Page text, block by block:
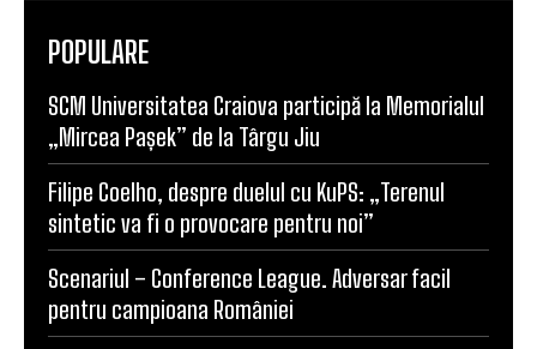
POPULARE
SCM Universitatea Craiova participă la Memorialul
„Mircea Pașek” de la Târgu Jiu
Filipe Coelho, despre duelul cu KuPS: „Terenul
sintetic va fi o provocare pentru noi”
Scenariul – Conference League. Adversar facil
pentru campioana României